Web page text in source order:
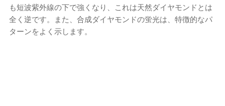
も短波紫外線の下で強くなり、これは天然ダイヤモンドとは
全く逆です。また、合成ダイヤモンドの蛍光は、特徴的なパ
ターンをよく示します。